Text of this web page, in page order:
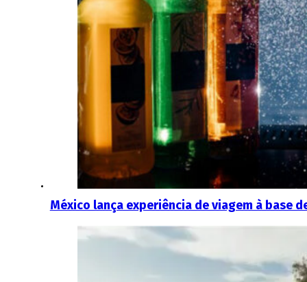
México lança experiência de viagem à base